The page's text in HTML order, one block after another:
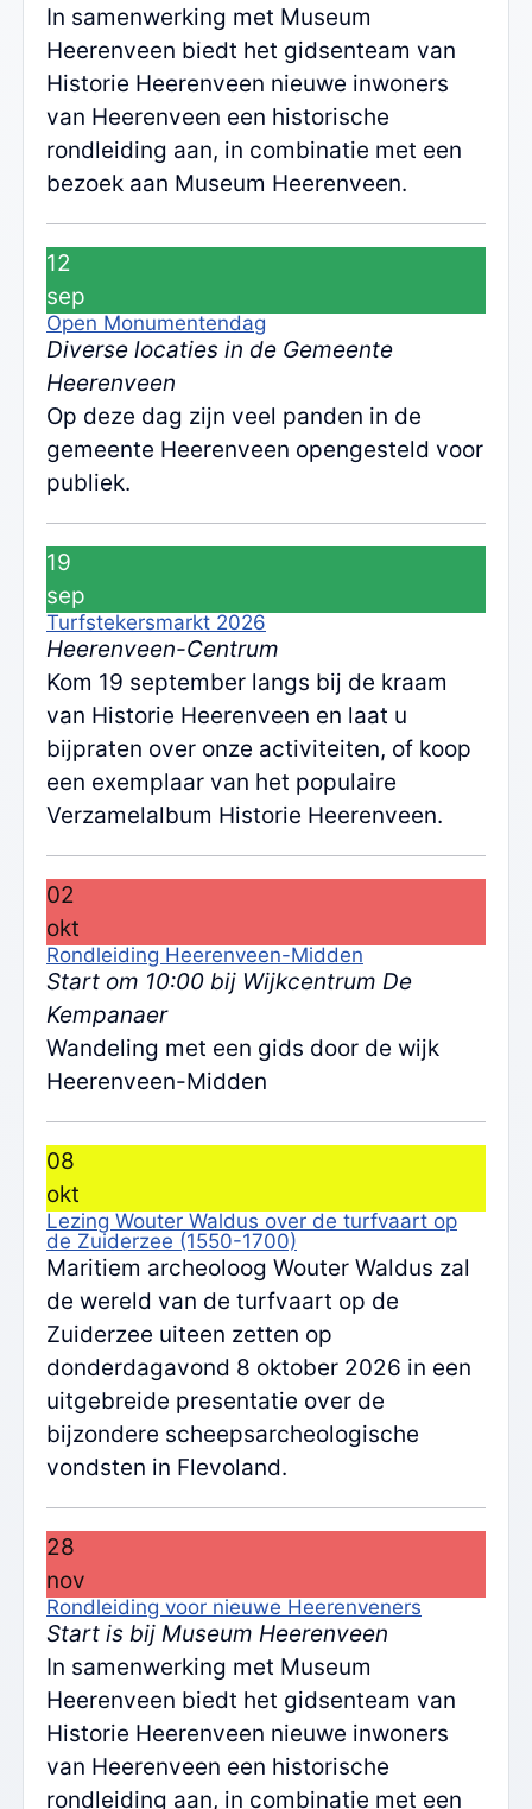
In samenwerking met Museum
Heerenveen biedt het gidsenteam van
Historie Heerenveen nieuwe inwoners
van Heerenveen een historische
rondleiding aan, in combinatie met een
bezoek aan Museum Heerenveen.
12
sep
Open Monumentendag
Diverse locaties in de Gemeente
Heerenveen
Op deze dag zijn veel panden in de
gemeente Heerenveen opengesteld voor
publiek.
19
sep
Turfstekersmarkt 2026
Heerenveen-Centrum
Kom 19 september langs bij de kraam
van Historie Heerenveen en laat u
bijpraten over onze activiteiten, of koop
een exemplaar van het populaire
Verzamelalbum Historie Heerenveen.
02
okt
Rondleiding Heerenveen-Midden
Start om 10:00 bij Wijkcentrum De
Kempanaer
Wandeling met een gids door de wijk
Heerenveen-Midden
08
okt
Lezing Wouter Waldus over de turfvaart op
de Zuiderzee (1550-1700)
Maritiem archeoloog Wouter Waldus zal
de wereld van de turfvaart op de
Zuiderzee uiteen zetten op
donderdagavond 8 oktober 2026 in een
uitgebreide presentatie over de
bijzondere scheepsarcheologische
vondsten in Flevoland.
28
nov
Rondleiding voor nieuwe Heerenveners
Start is bij Museum Heerenveen
In samenwerking met Museum
Heerenveen biedt het gidsenteam van
Historie Heerenveen nieuwe inwoners
van Heerenveen een historische
rondleiding aan, in combinatie met een